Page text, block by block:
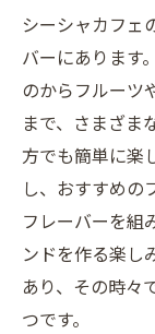
シーシャカフェ
バーにあります
のからフルーツ
まで、さまざま
方でも簡単に楽
し、おすすめの
フレーバーを組
ンドを作る楽し
あり、その時々
つです。